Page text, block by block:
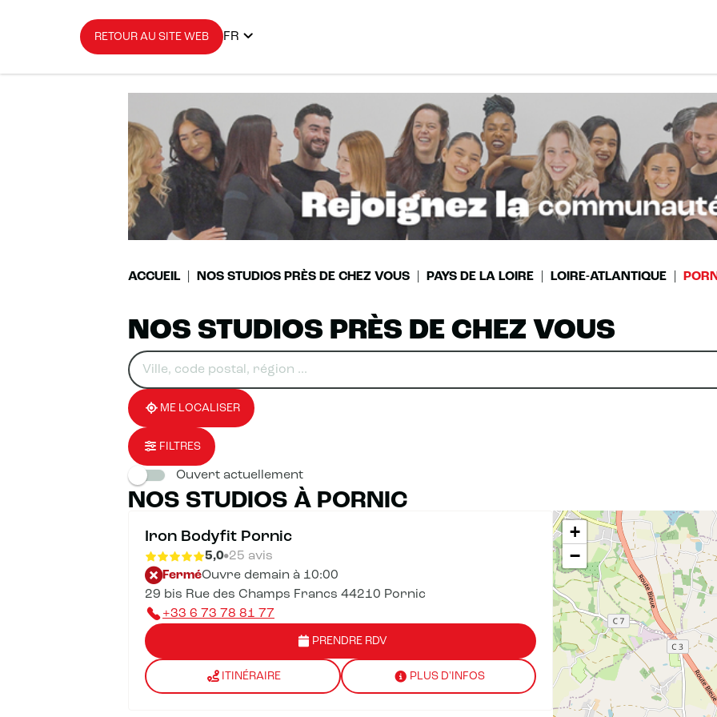
RETOUR AU SITE WEB FR
ACCUEIL NOS STUDIOS PRÈS DE CHEZ VOUS PAYS DE LA LOIRE LOIRE-ATLANTIQUE
NOS STUDIOS PRÈS DE CHEZ VOUS
Veuillez
renseigner
une
adresse
0
résultat(s)
trouvé(s)
ME LOCALISER
FILTRES
Ouvert actuellement
NOS STUDIOS À PORNIC
Iron Bodyfit Pornic
5,0 25 avis
FerméOuvre demain à 10:00
29 bis Rue des Champs Francs 44210 Pornic
+33 6 73 78 81 77
PRENDRE RDV
ITINÉRAIRE PLUS D'INFOS
+
−